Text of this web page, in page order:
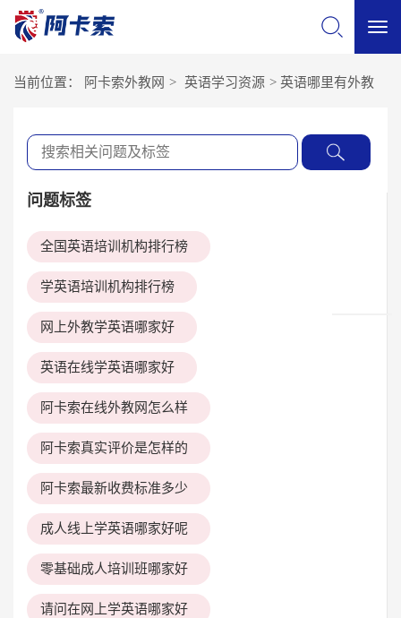
当前位置： 阿卡索外教网 > 英语学习资源 > 英语哪里有外教
问题标签
全国英语培训机构排行榜
学英语培训机构排行榜
网上外教学英语哪家好
英语在线学英语哪家好
阿卡索在线外教网怎么样
阿卡索真实评价是怎样的
阿卡索最新收费标准多少
成人线上学英语哪家好呢
零基础成人培训班哪家好
请问在网上学英语哪家好